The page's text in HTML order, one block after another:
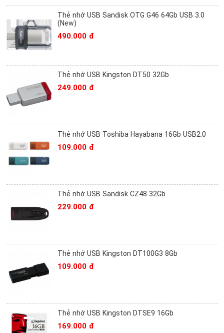
Thẻ nhớ USB Sandisk OTG G46 64Gb USB 3.0
(New)
490.000 đ
Thẻ nhớ USB Kingston DT50 32Gb
249.000 đ
Thẻ nhớ USB Toshiba Hayabana 16Gb USB2.0
109.000 đ
Thẻ nhớ USB Sandisk CZ48 32Gb
229.000 đ
Thẻ nhớ USB Kingston DT100G3 8Gb
109.000 đ
Thẻ nhớ USB Kingston DTSE9 16Gb
169.000 đ